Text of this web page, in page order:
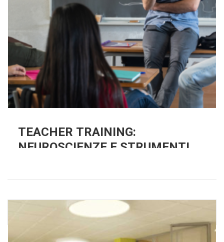
TEACHER TRAINING:
NEUROSCIENZE E STRUMENTI